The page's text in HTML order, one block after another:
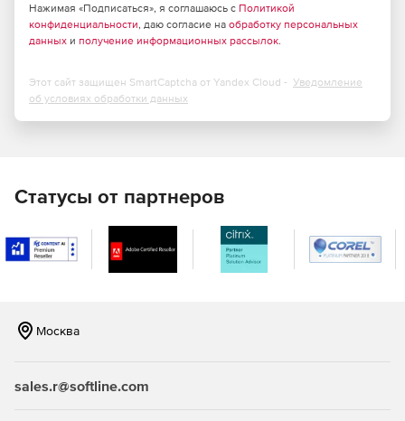
Выборка данных (автоматически и вручную) для
сравнения.
Доступ к обширному диапазону параметров
дальнейшего использования.
Сохранение всех параметров, заданных в активном
сеансе.
Бесплатная подписка на один год сопровождения ПО.
Нажимая «Подписаться», я соглашаюсь с Политикой
конфиденциальности, даю согласие на обработку персональных
данных и получение информационных рассылок.
Этот сайт защищен SmartCaptcha от Yandex Cloud - Уведомление
об условиях обработки данных
Статусы от партнеров
Москва
sales.r@softline.com